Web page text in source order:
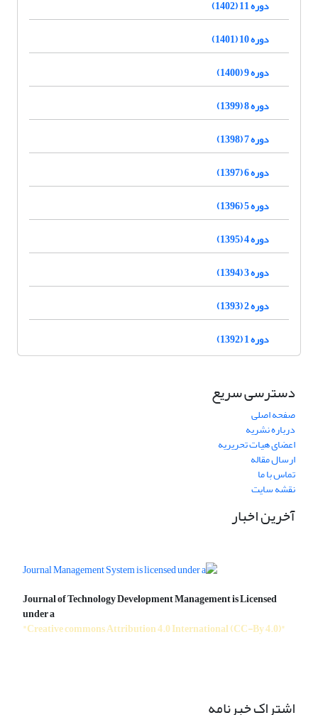
دوره 11 (1402)
دوره 10 (1401)
دوره 9 (1400)
دوره 8 (1399)
دوره 7 (1398)
دوره 6 (1397)
دوره 5 (1396)
دوره 4 (1395)
دوره 3 (1394)
دوره 2 (1393)
دوره 1 (1392)
دسترسی سریع
صفحه اصلی
درباره نشریه
اعضای هیات تحریریه
ارسال مقاله
تماس با ما
نقشه سایت
آخرین اخبار
Journal of Technology Development Management is Licensed
under a
"Creative commons Attribution 4.0 International (CC-By 4.0)"
اشتراک خبرنامه